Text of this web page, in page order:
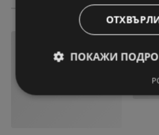
ПОКАЖИ